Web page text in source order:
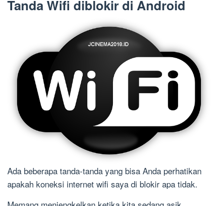
Tanda Wifi diblokir di Android
Ada beberapa tanda-tanda yang bisa Anda perhatikan
apakah koneksi internet wifi saya di blokir apa tidak.